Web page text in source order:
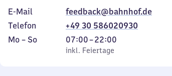
E-Mail
feedback@bahnhof.de
Telefon
+49 30 586020930
Montag
Mo – So,
inkl. Feiertage
07:00–22:00
Von
7
inkl. Feiertage